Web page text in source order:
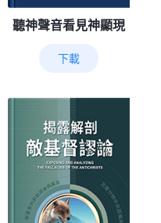
聽神聲音看見神顯現
下載